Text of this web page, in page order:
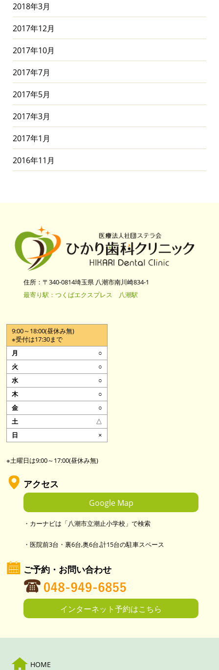
2018年3月
2017年12月
2017年10月
2017年7月
2017年5月
2017年3月
2017年1月
2016年11月
住所：〒340-0814埼玉県 八潮市南川崎834-1
最寄り駅：つくばエクスプレス 八潮駅
9:00～18:00(昼休み無)
※受付は17:30まで
○
○
○
○
○
△
×
※土曜日は9:00～17:00(昼休み無)
アクセス
Google Map
・カーナビは「八潮市立潮止小学校」で検索
・医院前3台・裏6台,奥6台,計15台の駐車スペース
ご予約・お問い合わせ
インターネット予約はこちら
HOME